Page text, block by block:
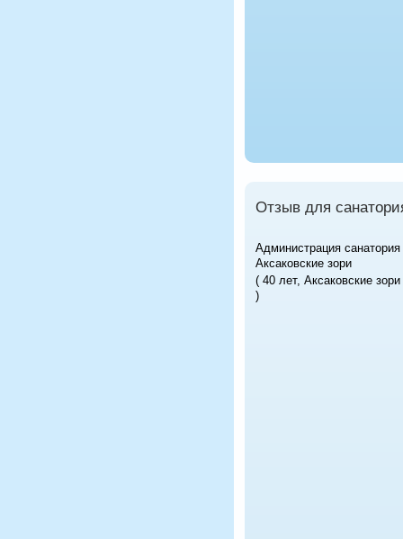
Отзыв для
Администрация санатория
Аксаковские зори
( 40 лет, Аксаковские зори
)